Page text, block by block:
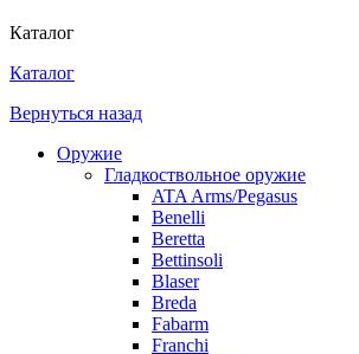
Каталог
Каталог
Вернуться назад
Оружие
Гладкоствольное оружие
ATA Arms/Pegasus
Benelli
Beretta
Bettinsoli
Blaser
Breda
Fabarm
Franchi